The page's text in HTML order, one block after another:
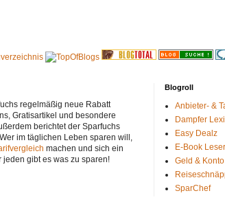
regelmäßig neue Rabatt
Gratisartikel und besondere
berichtet der Sparfuchs
im täglichen Leben sparen will,
machen und sich ein
jeden gibt es was zu sparen!
Blogroll
Anbieter- &
Dampfer
Easy Dealz
E-Book Leser
Geld &
SparChef